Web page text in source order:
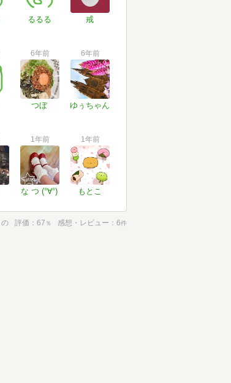
るるる 戒
6年前
つぼ
6年前
ゆぅちゃん
1年前
な つ (°∀°)
1年前
もとこ
の 評価 67 ％ 感想・レビュー 6件